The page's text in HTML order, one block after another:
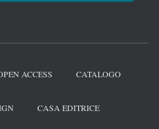
ACCESS CATALOGO
CASA EDITRICE